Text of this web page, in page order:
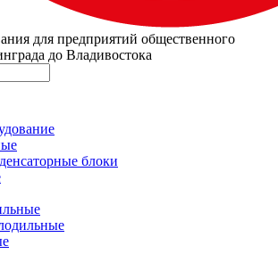
для предприятий общественного
до Владивостока
блоки